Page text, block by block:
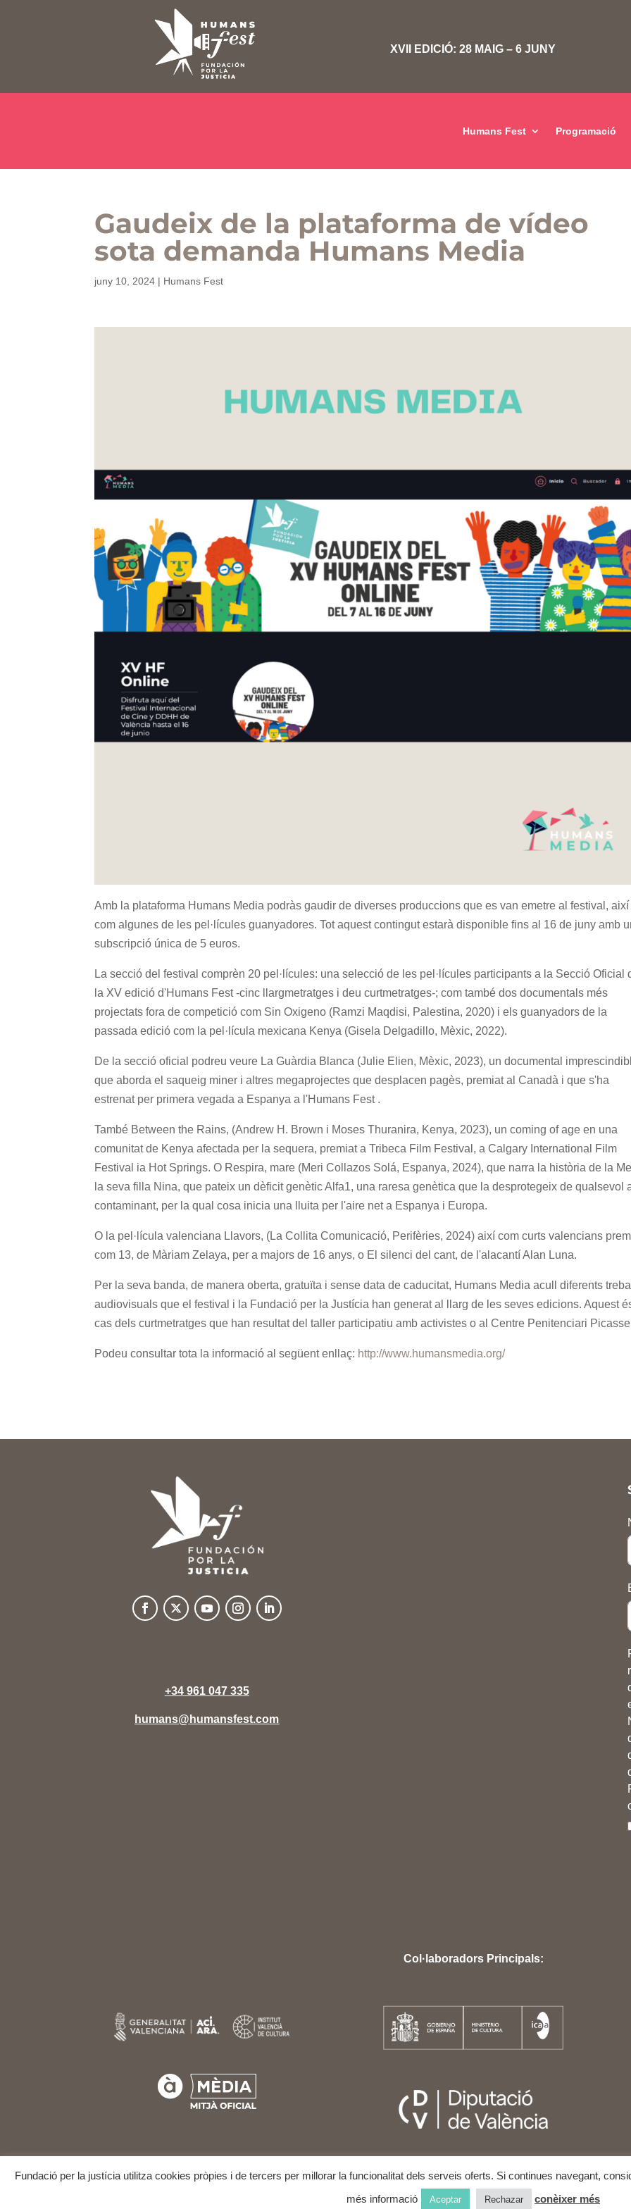
XVII EDICIÓ: 28 MAIG – 6 JUNY
Humans Fest Programació
Gaudeix de la plataforma de vídeo
sota demanda Humans Media
juny 10, 2024 | Humans Fest
Amb la plataforma Humans Media podràs gaudir de diverses produccions que es van emetre al festival, així
com algunes de les pel·lícules guanyadores. Tot aquest contingut estarà disponible fins al 16 de juny amb
subscripció única de 5 euros.
La secció del festival comprèn 20 pel·lícules: una selecció de les pel·lícules participants a la Secció Oficial
la XV edició d'Humans Fest -cinc llargmetratges i deu curtmetratges-; com també dos documentals més
projectats fora de competició com Sin Oxigeno (Ramzi Maqdisi, Palestina, 2020) i els guanyadors de la
passada edició com la pel·lícula mexicana Kenya (Gisela Delgadillo, Mèxic, 2022).
De la secció oficial podreu veure La Guàrdia Blanca (Julie Elien, Mèxic, 2023), un documental
que aborda el saqueig miner i altres megaprojectes que desplacen pagès, premiat al Canadà i que s'ha
estrenat per primera vegada a Espanya a l'Humans Fest .
També Between the Rains, (Andrew H. Brown i Moses Thuranira, Kenya, 2023), un coming of age en una
comunitat de Kenya afectada per la sequera, premiat a Tribeca Film Festival, a Calgary International Film
Festival ia Hot Springs. O Respira, mare (Meri Collazos Solá, Espanya, 2024), que narra la història de la
la seva filla Nina, que pateix un dèficit genètic Alfa1, una raresa genètica que la desprotegeix de qualsevol
contaminant, per la qual cosa inicia una lluita per l'aire net a Espanya i Europa.
O la pel·lícula valenciana Llavors, (La Collita Comunicació, Perifèries, 2024) així com curts valencians
com 13, de Màriam Zelaya, per a majors de 16 anys, o El silenci del cant, de l'alacantí Alan Luna.
Per la seva banda, de manera oberta, gratuïta i sense data de caducitat, Humans Media acull diferents
audiovisuals que el festival i la Fundació per la Justícia han generat al llarg de les seves edicions. Aquest
cas dels curtmetratges que han resultat del taller participatiu amb activistes o al Centre Penitenciari
Podeu consultar tota la informació al següent enllaç: http://www.humansmedia.org/
+34 961 047 335
humans@humansfest.com
Col·laboradors Principals:
FESTIVAL INTERNACIONAL DE CINEMA I DRETS HUMANS DE VALÈNCIA
Fundació per la justícia utilitza cookies pròpies i de tercers per millorar la funcionalitat dels serveis oferts. Si continues navegant,
més informació
Aceptar Rechazar conèixer més